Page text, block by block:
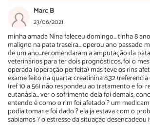
03/04/2022
Vai no app shopee 180 reais aqui e 280
boa sorte
Marc B
23/06/2021
minha amada Nina faleceu domingo... tinha 8
maligno na pata traseira... operou ano passado
de um ano...recomendaram a amputação da
veterinários para ter dois prognósticos, foi o
operada (operação perfeita) mas teve os rins
exame feito na quarta: creatinina 8,32 (referencia
(ref 10 a 56) não respondeu ao tratamento e foi
eutanásia... ver o sofrimento dela foi demais,
entendo é como o rim foi afetado ? um
podia tomar e foi dado ? ela ja estava com o
sabiamos ? o estresse da situação desencadeou